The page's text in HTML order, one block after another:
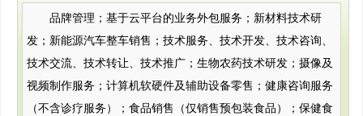
品牌管理；基于云平台的业务外包服务；新材料技术研
发；新能源汽车整车销售；技术服务、技术开发、技术咨询、
技术交流、技术转让、技术推广；生物农药技术研发；摄像及
视频制作服务；计算机软硬件及辅助设备零售；健康咨询服务
（不含诊疗服务）；食品销售（仅销售预包装食品）；保健食